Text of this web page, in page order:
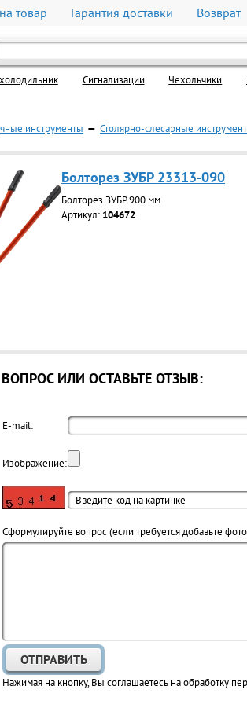
товар Гарантия доставки Возврат
Cигнализации Чехольчики
инструменты — Столярно-слесарные
Болторез ЗУБР 23313-090
Болторез ЗУБР 900 мм
Артикул: 104672
ИЛИ ОСТАВЬТЕ ОТЗЫВ:
E-mail:
Изображение:
Cформулируйте вопрос (если требуется добавьте
Нажимая на кнопку, Вы соглашаетесь на обработку